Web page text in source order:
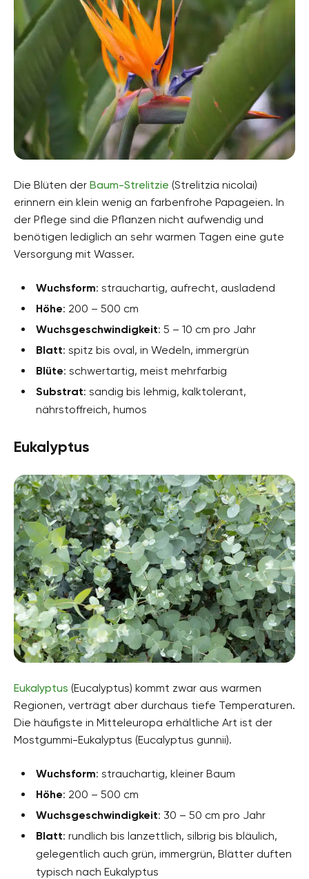
Die Blüten der Baum-Strelitzie (Strelitzia nicolai)
erinnern ein klein wenig an farbenfrohe Papageien. In
der Pflege sind die Pflanzen nicht aufwendig und
benötigen lediglich an sehr warmen Tagen eine gute
Versorgung mit Wasser.
Wuchsform: strauchartig, aufrecht, ausladend
Höhe: 200 – 500 cm
Wuchsgeschwindigkeit: 5 – 10 cm pro Jahr
Blatt: spitz bis oval, in Wedeln, immergrün
Blüte: schwertartig, meist mehrfarbig
Substrat: sandig bis lehmig, kalktolerant,
nährstoffreich, humos
Eukalyptus
Eukalyptus (Eucalyptus) kommt zwar aus warmen
Regionen, verträgt aber durchaus tiefe Temperaturen.
Die häufigste in Mitteleuropa erhältliche Art ist der
Mostgummi-Eukalyptus (Eucalyptus gunnii).
Wuchsform: strauchartig, kleiner Baum
Höhe: 200 – 500 cm
Wuchsgeschwindigkeit: 30 – 50 cm pro Jahr
Blatt: rundlich bis lanzettlich, silbrig bis bläulich,
gelegentlich auch grün, immergrün, Blätter duften
typisch nach Eukalyptus